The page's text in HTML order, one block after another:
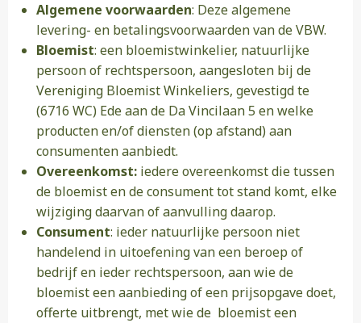
Algemene voorwaarden: Deze algemene
levering- en betalingsvoorwaarden van de VBW.
Bloemist: een bloemistwinkelier, natuurlijke
persoon of rechtspersoon, aangesloten bij de
Vereniging Bloemist Winkeliers, gevestigd te
(6716 WC) Ede aan de Da Vincilaan 5 en welke
producten en/of diensten (op afstand) aan
consumenten aanbiedt.
Overeenkomst: iedere overeenkomst die tussen
de bloemist en de consument tot stand komt, elke
wijziging daarvan of aanvulling daarop.
Consument: ieder natuurlijke persoon niet
handelend in uitoefening van een beroep of
bedrijf en ieder rechtspersoon, aan wie de
bloemist een aanbieding of een prijsopgave doet,
offerte uitbrengt, met wie de bloemist een